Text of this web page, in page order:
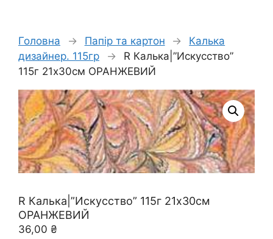
Головна → Папір та картон →
Калька
дизайнер. 115гр
→
R Калька|”Искусство”
115г 21х30см ОРАНЖЕВИЙ
R Калька|”Искусство” 115г 21х30см
ОРАНЖЕВИЙ
36,00 ₴